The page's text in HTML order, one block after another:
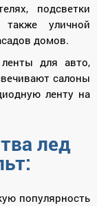
подсветки
уличной
домов.
для авто,
салоны
ленту на
лед
популярность